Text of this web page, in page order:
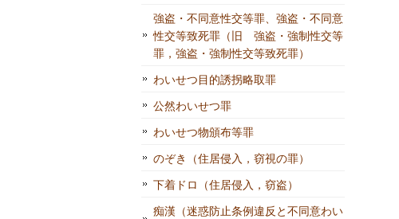
強盗・不同意性交等罪、強盗・不同意
性交等致死罪（旧 強盗・強制性交等
罪，強盗・強制性交等致死罪）
わいせつ目的誘拐略取罪
公然わいせつ罪
わいせつ物頒布等罪
のぞき（住居侵入，窃視の罪）
下着ドロ（住居侵入，窃盗）
痴漢（迷惑防止条例違反と不同意わい